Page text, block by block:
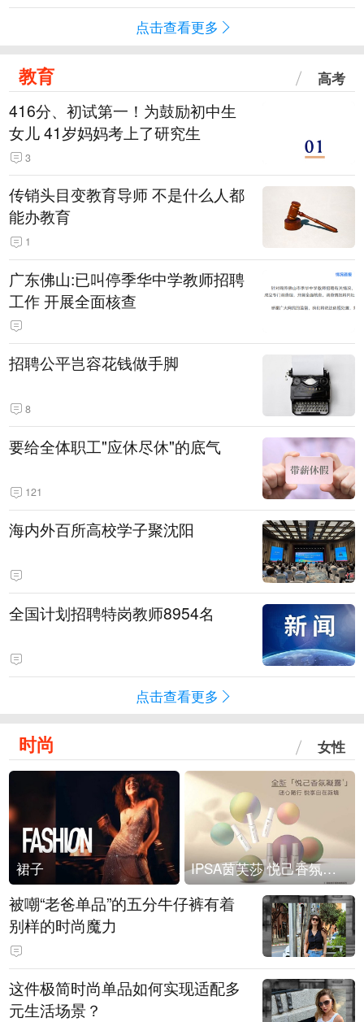
点击查看更多
教育 高考
416分、初试第一！为鼓励初中生
女儿 41岁妈妈考上了研究生
3
传销头目变教育导师 不是什么人都
能办教育
1
广东佛山:已叫停季华中学教师招聘
工作 开展全面核查
招聘公平岂容花钱做手脚
8
要给全体职工"应休尽休"的底气
121
海内外百所高校学子聚沈阳
全国计划招聘特岗教师8954名
点击查看更多
时尚 女性
裙子 IPSA茵芙莎 悦己香氛凝露上市
被嘲“老爸单品”的五分牛仔裤有着
别样的时尚魔力
这件极简时尚单品如何实现适配多
元生活场景？